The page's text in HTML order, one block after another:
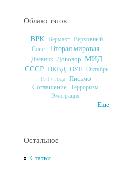
Облако тэгов
ВРК Вермахт Верховный
Совет Вторая мировая
Дневник Договор МИД
СССР НКВД ОУН Октябрь
1917 года Письмо
Соглашение Терроризм
Эмиграция
Ещё
Остальное
Статьи